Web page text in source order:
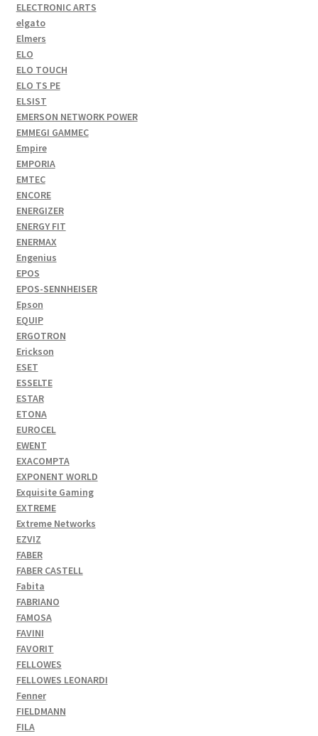
ELECTRONIC ARTS
elgato
Elmers
ELO
ELO TOUCH
ELO TS PE
ELSIST
EMERSON NETWORK POWER
EMMEGI GAMMEC
Empire
EMPORIA
EMTEC
ENCORE
ENERGIZER
ENERGY FIT
ENERMAX
Engenius
EPOS
EPOS-SENNHEISER
Epson
EQUIP
ERGOTRON
Erickson
ESET
ESSELTE
ESTAR
ETONA
EUROCEL
EWENT
EXACOMPTA
EXPONENT WORLD
Exquisite Gaming
EXTREME
Extreme Networks
EZVIZ
FABER
FABER CASTELL
Fabita
FABRIANO
FAMOSA
FAVINI
FAVORIT
FELLOWES
FELLOWES LEONARDI
Fenner
FIELDMANN
FILA